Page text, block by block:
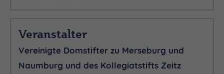
Veranstalter
Vereinigte Domstifter zu Merseburg und
Naumburg und des Kollegiatstifts Zeitz